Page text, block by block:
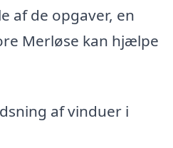
af de opgaver, en
Merløse kan hjælpe
af vinduer i